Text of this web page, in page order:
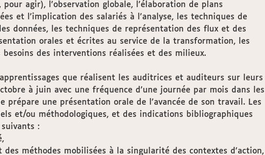
agir), l'observation globale, l'élaboration de plans
et l'implication des salariés à l'analyse, les techniques de
données, les techniques de représentation des flux et des
orales et écrites au service de la transformation, les
des interventions réalisées et des milieux.
que réalisent les auditrices et auditeurs sur leurs
à juin avec une fréquence d’une journée par mois dans les
prépare une présentation orale de l'avancée de son travail. Les
et/ou méthodologiques, et des indications bibliographiques
:
méthodes mobilisées à la singularité des contextes d'action,